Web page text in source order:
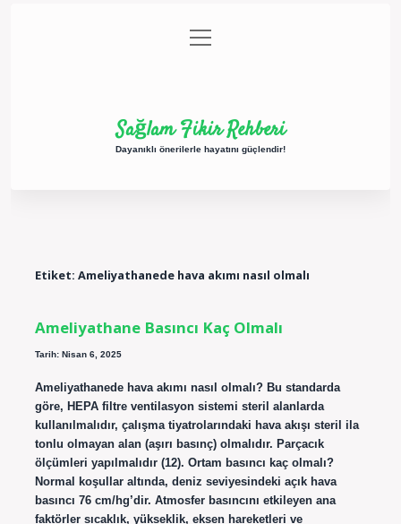
Gizlilik Politikası
menüyü
aç
Sağlam Fikir Rehberi
Dayanıklı önerilerle hayatını güçlendir!
Etiket: Ameliyathanede hava akımı nasıl olmalı
Ameliyathane Basıncı Kaç Olmalı
Tarih: Nisan 6, 2025
Ameliyathanede hava akımı nasıl olmalı? Bu standarda
göre, HEPA filtre ventilasyon sistemi steril alanlarda
kullanılmalıdır, çalışma tiyatrolarındaki hava akışı steril ila
tonlu olmayan alan (aşırı basınç) olmalıdır. Parçacık
ölçümleri yapılmalıdır (12). Ortam basıncı kaç olmalı?
Normal koşullar altında, deniz seviyesindeki açık hava
basıncı 76 cm/hg’dir. Atmosfer basıncını etkileyen ana
faktörler sıcaklık, yükseklik, eksen hareketleri ve